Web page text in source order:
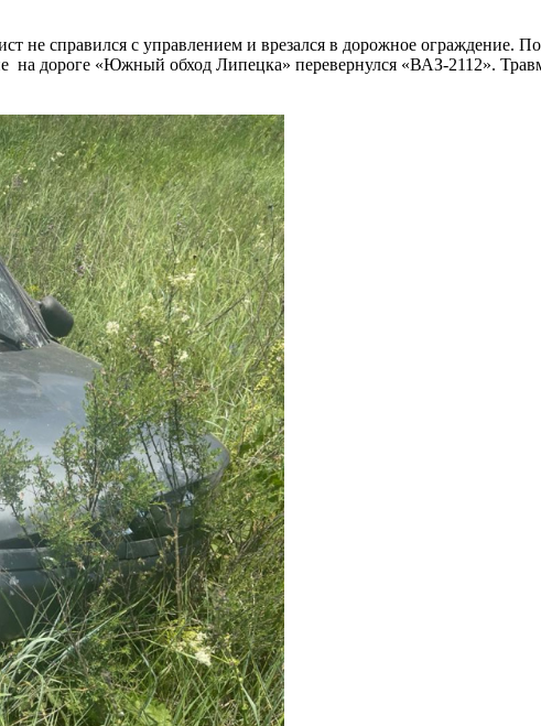
не справился с управлением и врезался в дорожное
дороге «Южный обход Липецка» перевернулся «ВАЗ-2112».